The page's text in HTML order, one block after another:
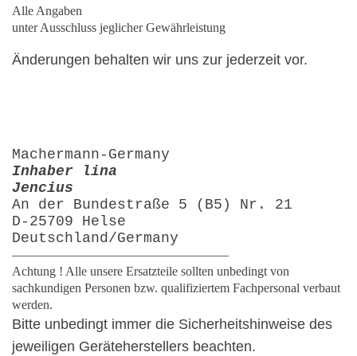
Alle Angaben
unter Ausschluss jeglicher Gewährleistung
Änderungen behalten wir uns zur jederzeit vor.
Machermann-Germany
Inhaber lina
Jencius
An der Bundestraße 5 (B5) Nr. 21
D-25709 Helse
Deutschland/Germany
—————————————————
Achtung ! Alle unsere Ersatzteile sollten unbedingt von
sachkundigen Personen bzw. qualifiziertem Fachpersonal verbaut
werden.
Bitte unbedingt immer die Sicherheitshinweise des
jeweiligen Geräteherstellers beachten.